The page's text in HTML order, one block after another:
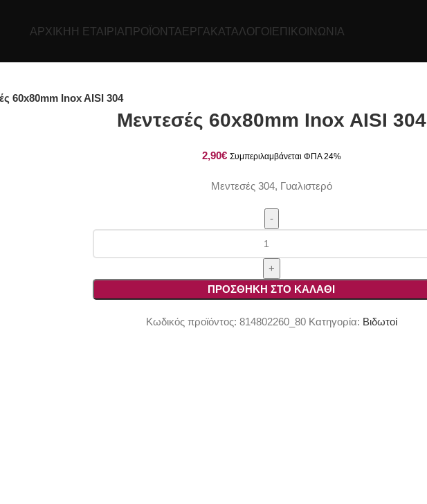
ΑΡΧΙΚΉ Η ΕΤΑΙΡΊΑ ΠΡΟΪΌΝΤΑ ΕΡΓΑ ΚΑΤΆΛΟΓΟΙ ΕΠΙΚΟΙΝΩΝΊΑ
60x80mm Inox AISI 304
Μεντεσές 60x80mm Inox AISI 304
€
Μεντεσές 304, Γυαλιστερό
304
ΠΡΟΣΘΉΚΗ ΣΤΟ ΚΑΛΆΘΙ
Κωδικός προϊόντος: 814802260_80 Κατηγορία: Βιδωτοί